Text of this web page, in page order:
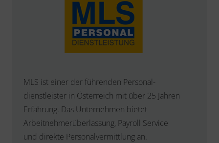
MLS ist einer der führenden Personal-
dienstleister in Österreich mit über 25 Jahren
Erfahrung. Das Unternehmen bietet
Arbeitnehmerüberlassung, Payroll Service
und direkte Personalvermittlung an.